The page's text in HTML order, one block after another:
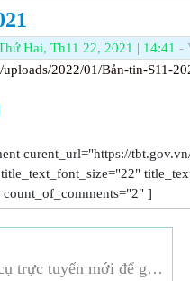
Hai, Th11 22, 2021 | 14:41 -
2022/01/Bản-tin-S11-
curent_url="https://
]
WTO ra mắt công cụ trực tuyến mới để giúp người dùng theo dõi các thay đổi trong danh pháp sản phẩm